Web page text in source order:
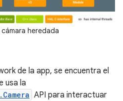
heredada
de la app, se encuentra el
usa la
API para interactuar